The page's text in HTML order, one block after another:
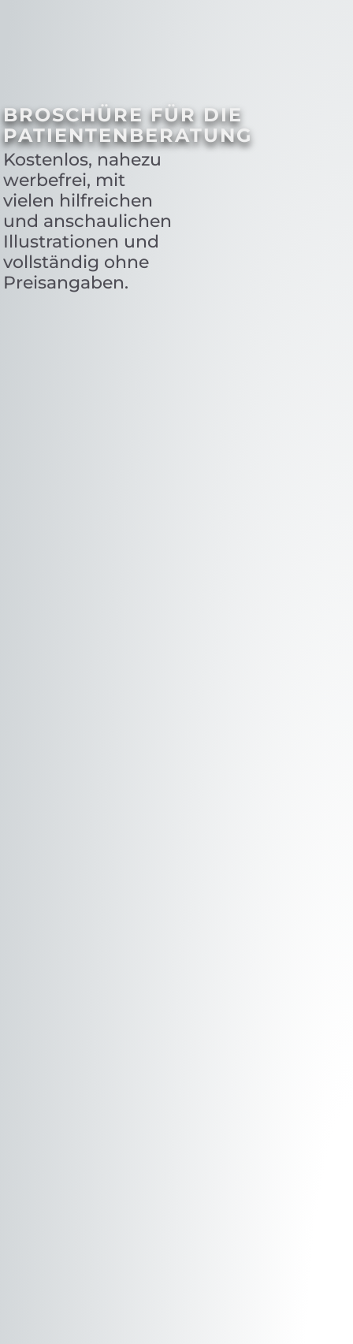
BROSCHÜRE FÜR DIE
PATIENTENBERATUNG
Kostenlos, nahezu
werbefrei, mit
vielen hilfreichen
und anschaulichen
Illustrationen und
vollständig ohne
Preisangaben.